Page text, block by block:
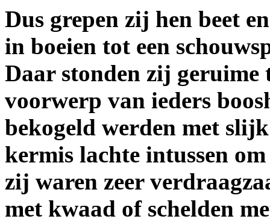
Dus grepen zij hen beet
in boeien tot een
Daar stonden zij geruime
voorwerp van ieders
bekogeld werden met
kermis lachte intussen
zij waren zeer
met kwaad of schelden